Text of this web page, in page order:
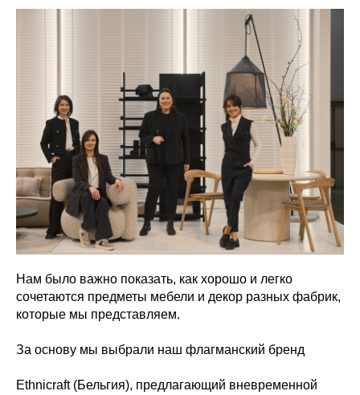
Нам было важно показать, как хорошо и легко
сочетаются предметы мебели и декор разных фабрик,
которые мы представляем.
За основу мы выбрали наш флагманский бренд
Ethnicraft (Бельгия), предлагающий вневременной